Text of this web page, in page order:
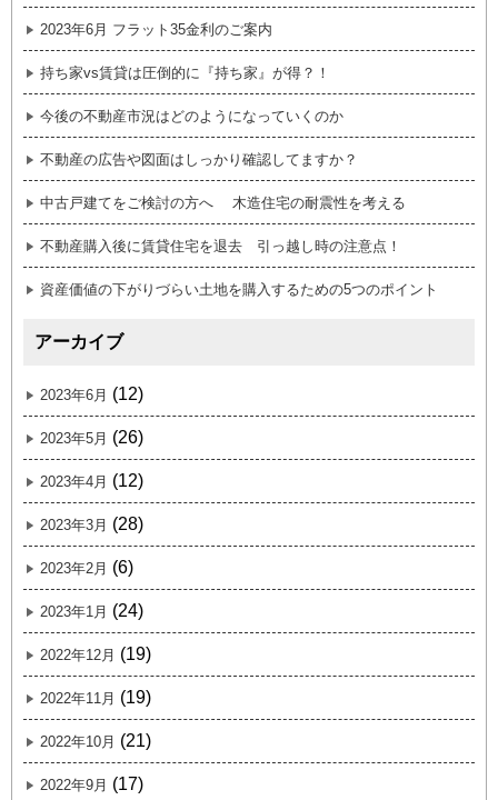
2023年6月 フラット35金利のご案内
持ち家vs賃貸は圧倒的に『持ち家』が得？！
今後の不動産市況はどのようになっていくのか
不動産の広告や図面はしっかり確認してますか？
中古戸建てをご検討の方へ 木造住宅の耐震性を考える
不動産購入後に賃貸住宅を退去 引っ越し時の注意点！
資産価値の下がりづらい土地を購入するための5つのポイント
アーカイブ
2023年6月 (12)
2023年5月 (26)
2023年4月 (12)
2023年3月 (28)
2023年2月 (6)
2023年1月 (24)
2022年12月 (19)
2022年11月 (19)
2022年10月 (21)
2022年9月 (17)